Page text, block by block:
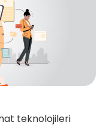
teknolojileri